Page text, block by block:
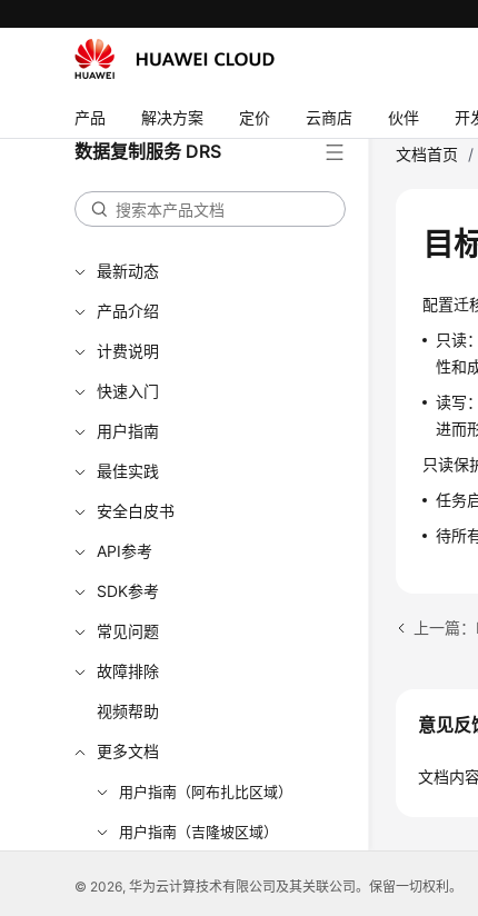
产品 解决方案 定价 云商店 伙伴 开
数据复制服务 DRS
最新动态
产品介绍
计费说明
快速入门
用户指南
最佳实践
安全白皮书
API参考
SDK参考
常见问题
故障排除
视频帮助
更多文档
用户指南（阿布扎比区域）
用户指南（吉隆坡区域）
文档首页 /
目
配置迁
只读
性和
读写
进而
只读保
任务
待所
上一篇
意见反
文档内
© 2026, 华为云计算技术有限公司及其关联公司。保留一切权利。